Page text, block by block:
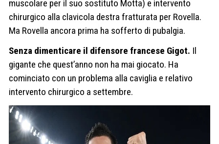
muscolare per il suo sostituto Motta) e intervento
chirurgico alla clavicola destra fratturata per Rovella.
Ma Rovella ancora prima ha sofferto di pubalgia.
Senza dimenticare il difensore francese Gigot. Il
gigante che quest’anno non ha mai giocato. Ha
cominciato con un problema alla caviglia e relativo
intervento chirurgico a settembre.